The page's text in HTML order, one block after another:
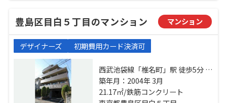
豊島区目白５丁目のマンション マンション
デザイナーズ 初期費用カード決済可
西武池袋線「椎名町」駅 徒歩5分 山
手線「目白」駅 徒歩13分 西武新宿
線「下落合」駅 徒歩13分
築年月：2004年 3月
21.17㎡/鉄筋コンクリート